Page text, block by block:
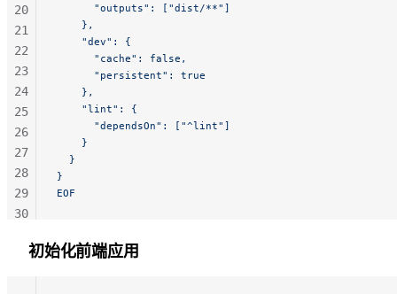
      "outputs": ["dist/**"]
    },
    "dev": {
      "cache": false,
      "persistent": true
    },
    "lint": {
      "dependsOn": ["^lint"]
    }
  }
}
EOF
20
21
22
23
24
25
26
27
28
29
30
初始化前端应用